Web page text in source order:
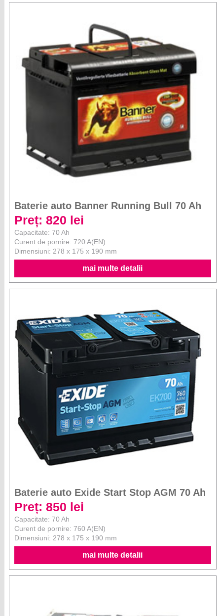
Baterie auto Banner Running Bull 70 Ah
Preț: 820 lei
Capacitate: 70 Ah
Curent de pornire: 720 A(EN)
Dimensiuni: 278 x 175 x 190 mm
mai multe detalii
Baterie auto Exide Start Stop AGM 70 Ah
Preț: 850 lei
Capacitate: 70 Ah
Curent de pornire: 760 A(EN)
Dimensiuni: 278 x 175 x 190 mm
mai multe detalii